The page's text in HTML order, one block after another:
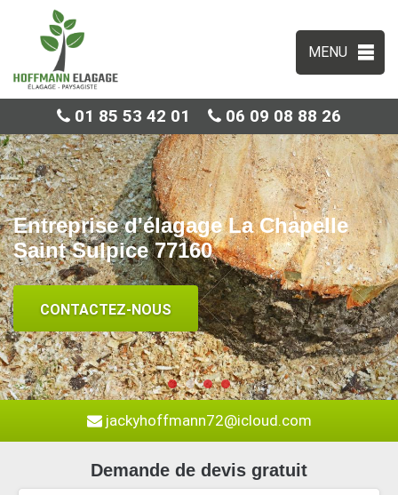
MENU
01 85 53 42 01 06 09 08 88 26
Entreprise d'élagage La Chapelle
Saint Sulpice 77160
CONTACTEZ-NOUS
jackyhoffmann72@icloud.com
Demande de devis gratuit